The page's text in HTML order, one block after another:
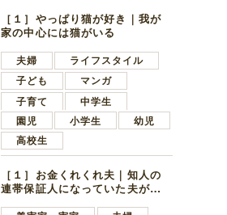
［１］やっぱり猫が好き｜我が
家の中心には猫がいる
夫婦
ライフスタイル
子ども
マンガ
子育て
中学生
園児
小学生
幼児
高校生
［１］お金くれくれ夫｜知人の
連帯保証人になっていた夫が家